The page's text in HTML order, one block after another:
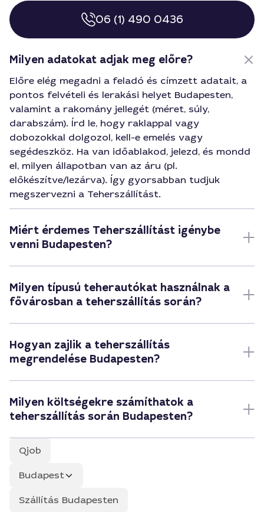
06 (1) 490 0436
Milyen adatokat adjak meg előre?
Előre elég megadni a feladó és címzett adatait, a
pontos felvételi és lerakási helyet Budapesten,
valamint a rakomány jellegét (méret, súly,
darabszám). Írd le, hogy raklappal vagy
dobozokkal dolgozol, kell-e emelés vagy
segédeszköz. Ha van időablakod, jelezd, és mondd
el, milyen állapotban van az áru (pl.
előkészítve/lezárva). Így gyorsabban tudjuk
megszervezni a Teherszállítást.
Miért érdemes Teherszállítást igénybe
venni Budapesten?
Milyen típusú teherautókat használnak a
fővárosban a teherszállítás során?
Hogyan zajlik a teherszállítás
megrendelése Budapesten?
Milyen költségekre számíthatok a
teherszállítás során Budapesten?
Qjob
Budapest
Szállítás Budapesten